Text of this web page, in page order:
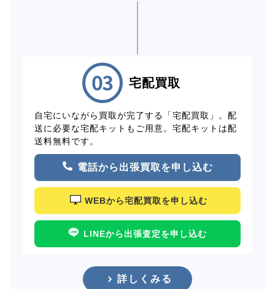
宅配買取
自宅にいながら買取が完了する「宅配買取」。配
送に必要な宅配キットもご用意。宅配キットは配
送料無料です。
電話から出張買取を申し込む
WEBから宅配買取を申し込む
LINEから出張査定を申し込む
詳しくみる